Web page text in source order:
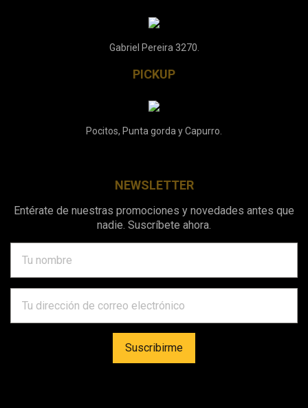
Gabriel Pereira 3270.
PICKUP
Pocitos, Punta gorda y Capurro.
NEWSLETTER
Entérate de nuestras promociones y novedades antes que
nadie. Suscríbete ahora.